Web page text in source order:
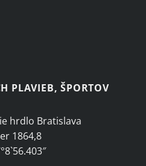
PLAVIEB, ŠPORTOV
hrdlo Bratislava
1864,8